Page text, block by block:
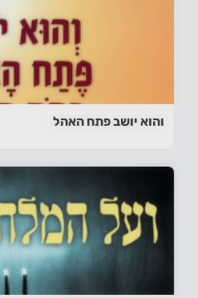
והוא יושב פתח האהל